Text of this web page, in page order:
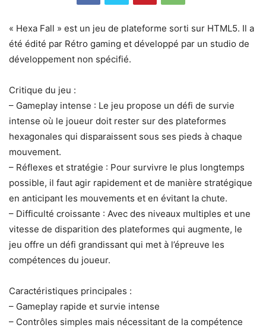
« Hexa Fall » est un jeu de plateforme sorti sur HTML5. Il a
été édité par Rétro gaming et développé par un studio de
développement non spécifié.
Critique du jeu :
– Gameplay intense : Le jeu propose un défi de survie
intense où le joueur doit rester sur des plateformes
hexagonales qui disparaissent sous ses pieds à chaque
mouvement.
– Réflexes et stratégie : Pour survivre le plus longtemps
possible, il faut agir rapidement et de manière stratégique
en anticipant les mouvements et en évitant la chute.
– Difficulté croissante : Avec des niveaux multiples et une
vitesse de disparition des plateformes qui augmente, le
jeu offre un défi grandissant qui met à l’épreuve les
compétences du joueur.
Caractéristiques principales :
– Gameplay rapide et survie intense
– Contrôles simples mais nécessitant de la compétence